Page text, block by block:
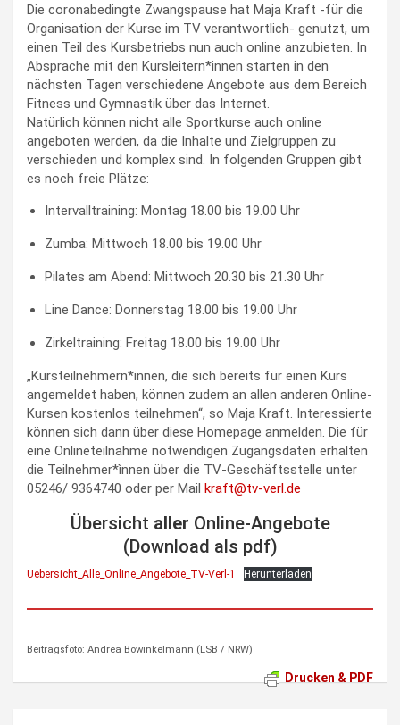
Die coronabedingte Zwangspause hat Maja Kraft -für die
Organisation der Kurse im TV verantwortlich- genutzt, um
einen Teil des Kursbetriebs nun auch online anzubieten. In
Absprache mit den Kursleitern*innen starten in den
nächsten Tagen verschiedene Angebote aus dem Bereich
Fitness und Gymnastik über das Internet.
Natürlich können nicht alle Sportkurse auch online
angeboten werden, da die Inhalte und Zielgruppen zu
verschieden und komplex sind. In folgenden Gruppen gibt
es noch freie Plätze:
Intervalltraining: Montag 18.00 bis 19.00 Uhr
Zumba: Mittwoch 18.00 bis 19.00 Uhr
Pilates am Abend: Mittwoch 20.30 bis 21.30 Uhr
Line Dance: Donnerstag 18.00 bis 19.00 Uhr
Zirkeltraining: Freitag 18.00 bis 19.00 Uhr
„Kursteilnehmern*innen, die sich bereits für einen Kurs
angemeldet haben, können zudem an allen anderen Online-
Kursen kostenlos teilnehmen“, so Maja Kraft. Interessierte
können sich dann über diese Homepage anmelden. Die für
eine Onlineteilnahme notwendigen Zugangsdaten erhalten
die Teilnehmer*ìnnen über die TV-Geschäftsstelle unter
05246/ 9364740 oder per Mail kraft@tv-verl.de
Übersicht aller Online-Angebote
(Download als pdf)
Uebersicht_Alle_Online_Angebote_TV-Verl-1 Herunterladen
Beitragsfoto: Andrea Bowinkelmann (LSB / NRW)
Drucken & PDF